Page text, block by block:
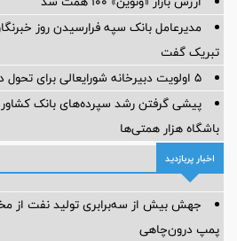
مدیرعامل بانک سپه فرارسیدن روز
تبریک گفت
5 اولویت دبیرخانه شورایعالی برای تحول در مناطق آزاد
پیشی گرفتن رشد سپرده‌های بانک
باشگاه هزار همتی‌ها
اخبار پربازدید
جهش بیش از سه‌برابری تولید نفت از
پمپ درون‌چاهی